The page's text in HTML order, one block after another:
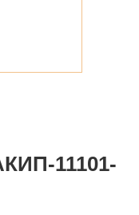
11101-